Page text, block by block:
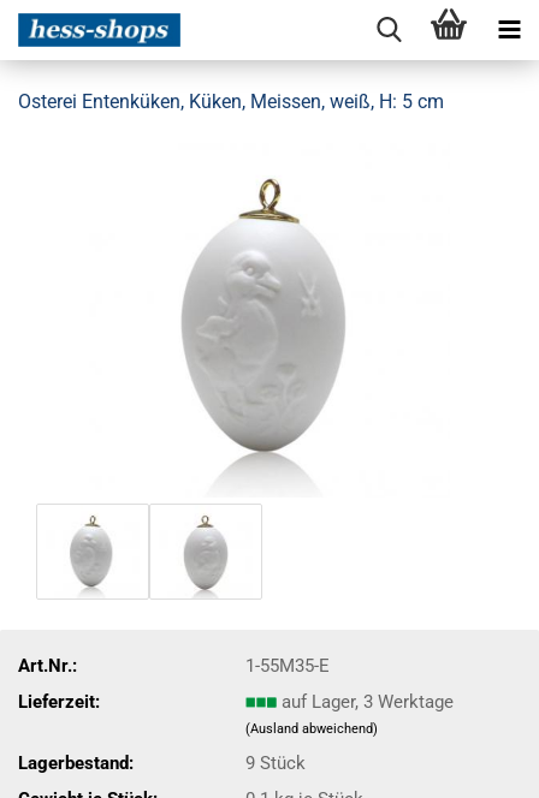
Osterei Entenküken, Küken, Meissen, weiß, H: 5 cm
Art.Nr.:
1-55M35-E
Lieferzeit:
auf Lager, 3 Werktage
(Ausland abweichend)
Lagerbestand: 9Stück